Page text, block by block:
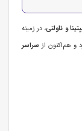
و ناولتی، در زمینه
و هم‌اکنون از سراسر